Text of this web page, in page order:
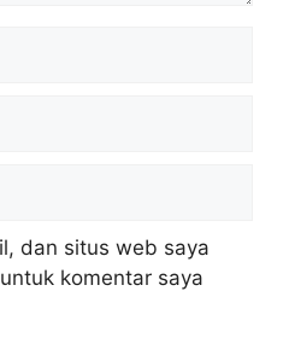
dan situs web saya
komentar saya